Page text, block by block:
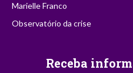
Marielle Franco
Observatório da crise
Receba